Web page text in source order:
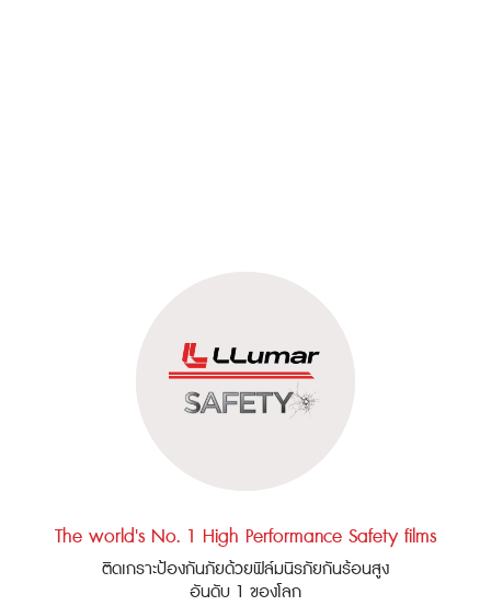
The world's No. 1 High Performance Safety films
ติดเกราะป้องกันภัยด้วยฟิล์มนิรภัยกันร้อนสูง
อันดับ 1 ของโลก